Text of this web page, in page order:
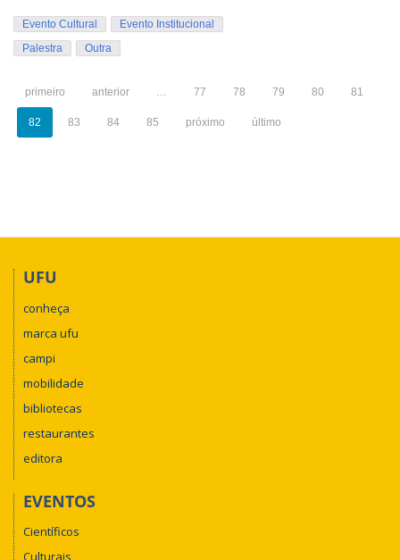
Evento Cultural
Evento Institucional
Palestra
Outra
primeiro anterior … 77 78 79 80 81
82 83 84 85 próximo último
UFU
conheça
marca ufu
campi
mobilidade
bibliotecas
restaurantes
editora
EVENTOS
Científicos